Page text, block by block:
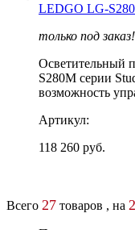
LEDGO LG-
только под заказ!
Осветительный
S280M серии
возможность
Артикул:
118 260 руб.
Всего 27 товаров , на 2